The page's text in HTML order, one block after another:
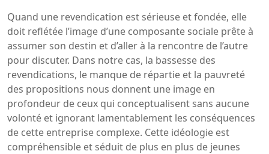
Quand une revendication est sérieuse et fondée, elle
doit reflétée l’image d’une composante sociale prête à
assumer son destin et d’aller à la rencontre de l’autre
pour discuter. Dans notre cas, la bassesse des
revendications, le manque de répartie et la pauvreté
des propositions nous donnent une image en
profondeur de ceux qui conceptualisent sans aucune
volonté et ignorant lamentablement les conséquences
de cette entreprise complexe. Cette idéologie est
compréhensible et séduit de plus en plus de jeunes